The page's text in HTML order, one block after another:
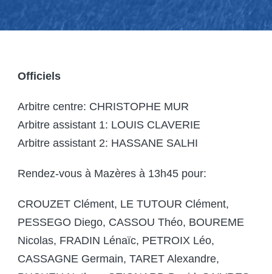
Officiels
Arbitre centre: CHRISTOPHE MUR
Arbitre assistant 1: LOUIS CLAVERIE
Arbitre assistant 2: HASSANE SALHI
Rendez-vous à Mazères à 13h45 pour:
CROUZET Clément, LE TUTOUR Clément,
PESSEGO Diego, CASSOU Théo, BOUREME
Nicolas, FRADIN Lénaïc, PETROIX Léo,
CASSAGNE Germain, TARET Alexandre,